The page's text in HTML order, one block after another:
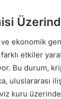
ve ekonomik
etkiler
Bu durum,
uluslararası
kuru